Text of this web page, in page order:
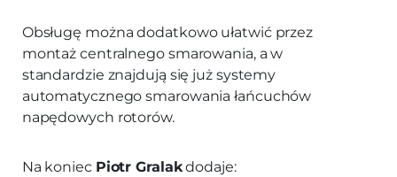
Obsługę można dodatkowo ułatwić przez
montaż centralnego smarowania, a w
standardzie znajdują się już systemy
automatycznego smarowania łańcuchów
napędowych rotorów.
Na koniec Piotr Gralakdodaje: